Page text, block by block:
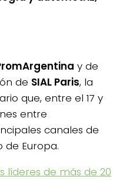
y de
de SIAL Paris, la
que, entre el 17 y
entre
canales de
Europa.
líderes de más de 20